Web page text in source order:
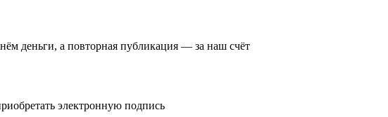
деньги, а повторная публикация — за наш счёт
электронную подпись